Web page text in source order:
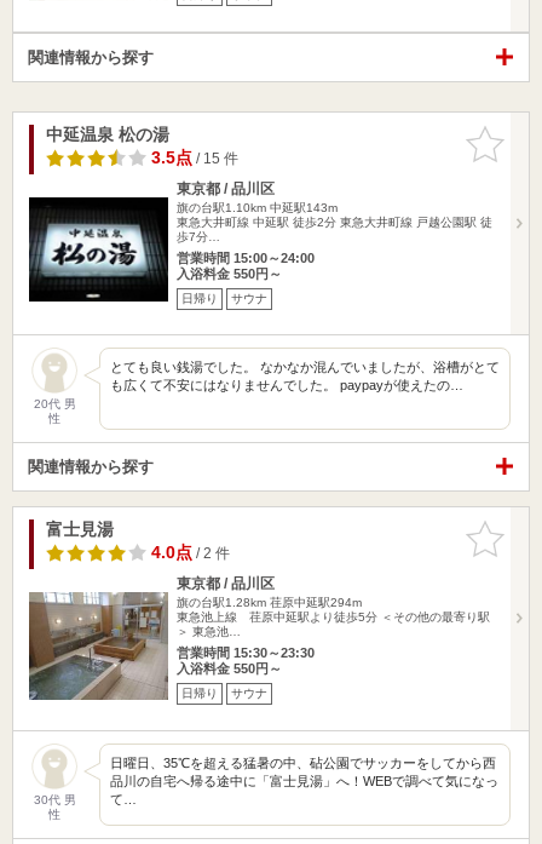
関連情報から探す
お気に入
りに追加
中延温泉 松の湯
3.5点/ 15 件
東京都 / 品川区
旗の台駅1.10km 中延駅143m
東急大井町線 中延駅 徒歩2分 東急大井町線 戸越公園駅 徒
歩7分…
営業時間 15:00～24:00
入浴料金 550円～
日帰り サウナ
20代 男
性
とても良い銭湯でした。 なかなか混んでいましたが、浴槽がとて
も広くて不安にはなりませんでした。 paypayが使えたの…
関連情報から探す
お気に入
りに追加
富士見湯
4.0点/ 2 件
東京都 / 品川区
旗の台駅1.28km 荏原中延駅294m
東急池上線 荏原中延駅より徒歩5分 ＜その他の最寄り駅
＞ 東急池…
営業時間 15:30～23:30
入浴料金 550円～
日帰り サウナ
30代 男
性
日曜日、35℃を超える猛暑の中、砧公園でサッカーをしてから西
品川の自宅へ帰る途中に「富士見湯」へ！WEBで調べて気になっ
て…